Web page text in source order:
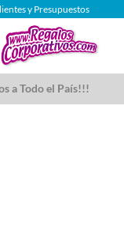
y Presupuestos
a Todo el País!!!